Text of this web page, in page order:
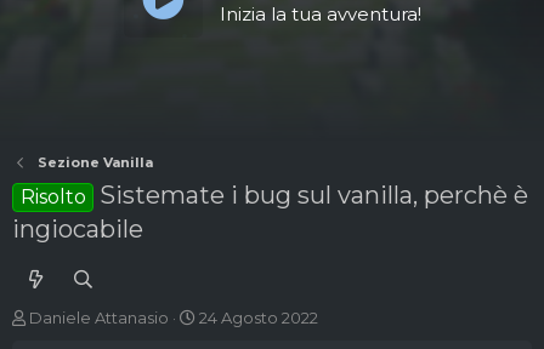
Inizia la tua avventura!
Sezione Vanilla
Risolto
Sistemate i bug sul vanilla, perchè è
ingiocabile
A
Daniele Attanasio
D
24 Agosto 2022